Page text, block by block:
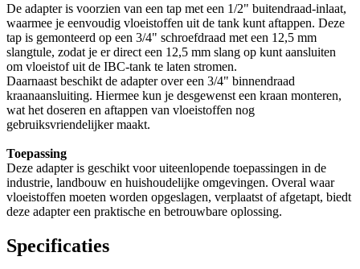
De adapter is voorzien van een tap met een 1/2" buitendraad-inlaat,
waarmee je eenvoudig vloeistoffen uit de tank kunt aftappen. Deze
tap is gemonteerd op een 3/4" schroefdraad met een 12,5 mm
slangtule, zodat je er direct een 12,5 mm slang op kunt aansluiten
om vloeistof uit de IBC-tank te laten stromen.
Daarnaast beschikt de adapter over een 3/4" binnendraad
kraanaansluiting. Hiermee kun je desgewenst een kraan monteren,
wat het doseren en aftappen van vloeistoffen nog
gebruiksvriendelijker maakt.
Toepassing
Deze adapter is geschikt voor uiteenlopende toepassingen in de
industrie, landbouw en huishoudelijke omgevingen. Overal waar
vloeistoffen moeten worden opgeslagen, verplaatst of afgetapt, biedt
deze adapter een praktische en betrouwbare oplossing.
Specificaties